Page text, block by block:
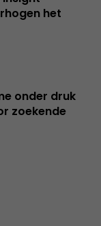
het
onder druk
zoekende